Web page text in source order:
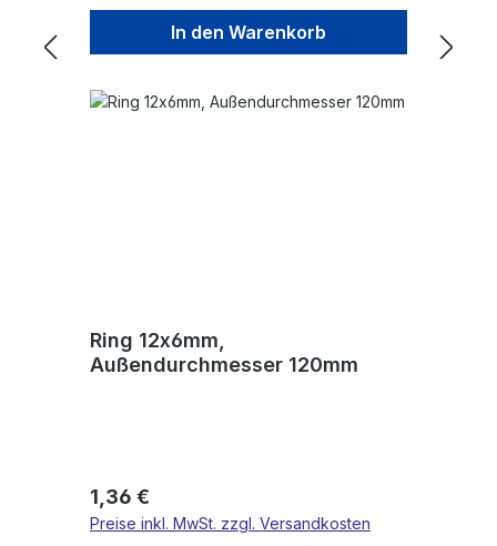
In den Warenkorb
Ring 12x6mm,
Außendurchmesser 120mm
Regulärer Preis:
1,36 €
Preise inkl. MwSt. zzgl. Versandkosten